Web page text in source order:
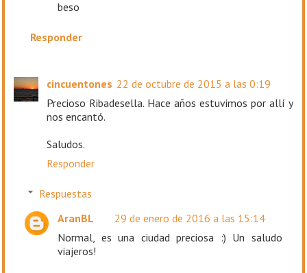
beso
Responder
cincuentones 22 de octubre de 2015 a las 0:19
Precioso Ribadesella. Hace años estuvimos por allí y
nos encantó.
Saludos.
Responder
Respuestas
AranBL
29 de enero de 2016 a las 15:14
Normal, es una ciudad preciosa :) Un saludo
viajeros!